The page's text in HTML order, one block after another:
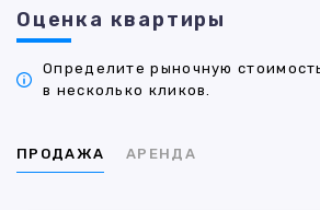
Оценка квартиры
Определите рыночную
в несколько кликов.
ПРОДАЖА АРЕНДА